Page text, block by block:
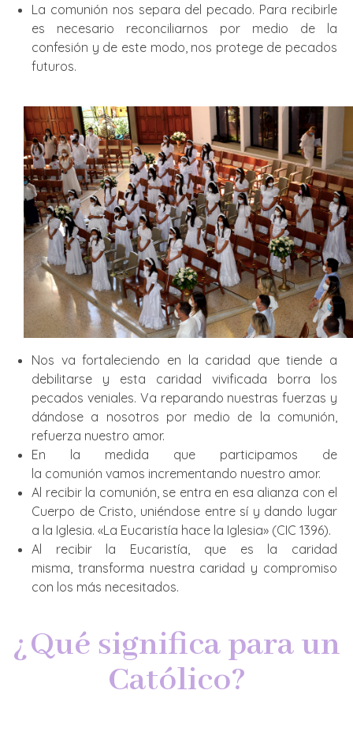
La comunión nos separa del pecado. Para recibirle
es necesario reconciliarnos por medio de la
confesión y de este modo, nos protege de pecados
futuros.
Nos va fortaleciendo en la caridad que tiende a
debilitarse y esta caridad vivificada borra los
pecados veniales. Va reparando nuestras fuerzas y
dándose a nosotros por medio de la comunión,
refuerza nuestro amor.
En la medida que participamos de
la comunión vamos incrementando nuestro amor.
Al recibir la comunión, se entra en esa alianza con el
Cuerpo de Cristo, uniéndose entre sí y dando lugar
a la Iglesia. «La Eucaristía hace la Iglesia» (CIC 1396).
Al recibir la Eucaristía, que es la caridad
misma, transforma nuestra caridad y compromiso
con los más necesitados.
¿Qué significa para un
Católico?